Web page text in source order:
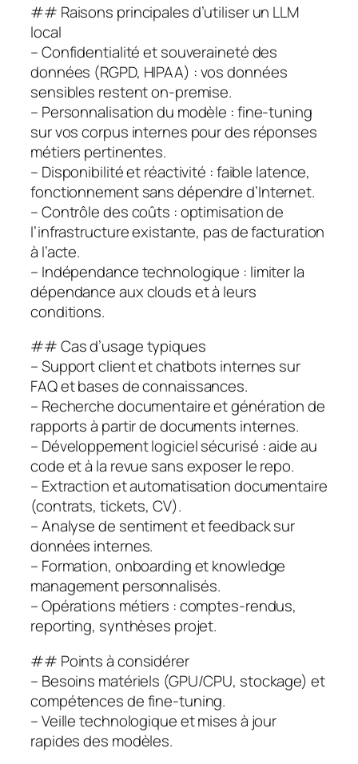
## Raisons principales d’utiliser un LLM
local
– Confidentialité et souveraineté des
données (RGPD, HIPAA) : vos données
sensibles restent on‑premise.
– Personnalisation du modèle : fine-tuning
sur vos corpus internes pour des réponses
métiers pertinentes.
– Disponibilité et réactivité : faible latence,
fonctionnement sans dépendre d’Internet.
– Contrôle des coûts : optimisation de
l’infrastructure existante, pas de facturation
à l’acte.
– Indépendance technologique : limiter la
dépendance aux clouds et à leurs
conditions.
## Cas d’usage typiques
– Support client et chatbots internes sur
FAQ et bases de connaissances.
– Recherche documentaire et génération de
rapports à partir de documents internes.
– Développement logiciel sécurisé : aide au
code et à la revue sans exposer le repo.
– Extraction et automatisation documentaire
(contrats, tickets, CV).
– Analyse de sentiment et feedback sur
données internes.
– Formation, onboarding et knowledge
management personnalisés.
– Opérations métiers : comptes‑rendus,
reporting, synthèses projet.
## Points à considérer
– Besoins matériels (GPU/CPU, stockage) et
compétences de fine‑tuning.
– Veille technologique et mises à jour
rapides des modèles.